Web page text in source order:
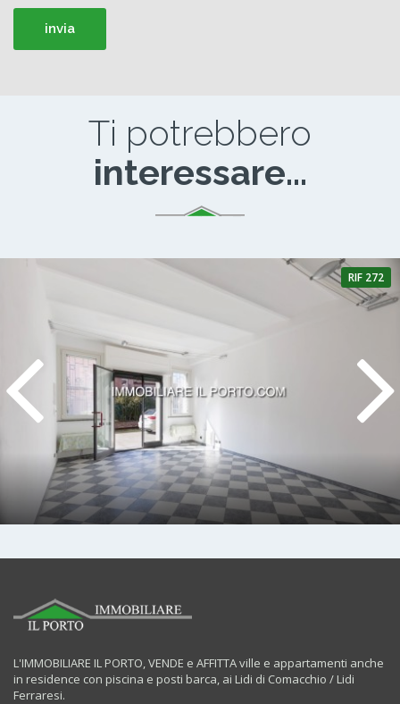
Ti potrebbero
interessare...
RIF 272
L'IMMOBILIARE IL PORTO, VENDE e AFFITTA ville e appartamenti anche
in residence con piscina e posti barca, ai Lidi di Comacchio / Lidi
Ferraresi.